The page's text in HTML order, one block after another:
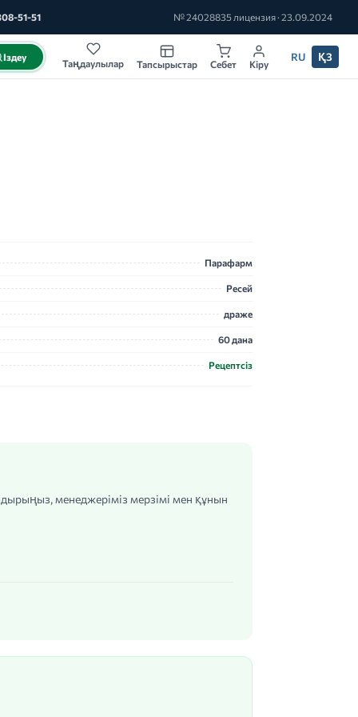
51-51 № 24028835 лицензия · 23.09.2024
Іздеу
Таңдаулылар Тапсырыстар Себет Кіру
RU ҚЗ
Парафарм
Ресей
драже
60 дана
Рецептсіз
менеджеріміз мерзімі мен құнын